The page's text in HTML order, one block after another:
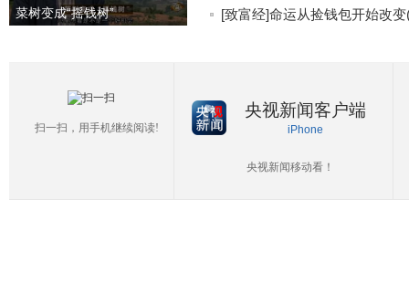
菜树变成“摇钱树”
[致富经]命运从捡钱包开始改变
扫一扫，用手机继续阅读!
央视新闻客户端
iPhone
央视新闻移动看！